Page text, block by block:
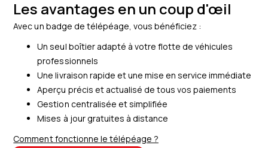
Les avantages en un coup d'œil
Avec un badge de télépéage, vous bénéficiez :
Un seul boîtier adapté à votre flotte de véhicules
professionnels
Une livraison rapide et une mise en service immédiate
Aperçu précis et actualisé de tous vos paiements
Gestion centralisée et simplifiée
Mises à jour gratuites à distance
Comment fonctionne le télépéage ?